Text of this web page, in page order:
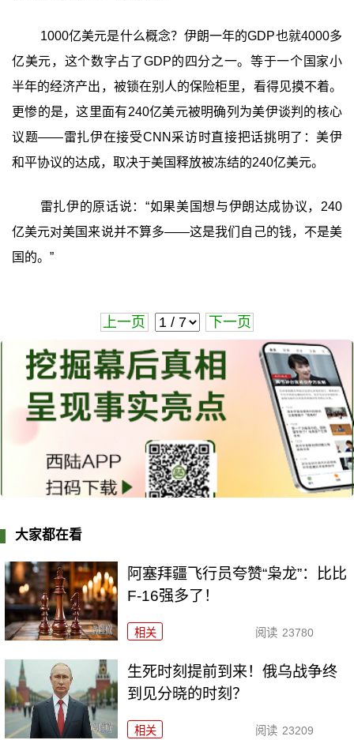
1000亿美元是什么概念？伊朗一年的GDP也就4000多
亿美元，这个数字占了GDP的四分之一。等于一个国家小
半年的经济产出，被锁在别人的保险柜里，看得见摸不着。
更惨的是，这里面有240亿美元被明确列为美伊谈判的核心
议题——雷扎伊在接受CNN采访时直接把话挑明了：美伊
和平协议的达成，取决于美国释放被冻结的240亿美元。
雷扎伊的原话说：“如果美国想与伊朗达成协议，240
亿美元对美国来说并不算多——这是我们自己的钱，不是美
国的。”
上一页 下一页
大家都在看
阿塞拜疆飞行员夸赞“枭龙”：比比
F-16强多了！
相关 阅读 23780
生死时刻提前到来！俄乌战争终
到见分晓的时刻？
相关 阅读 23209